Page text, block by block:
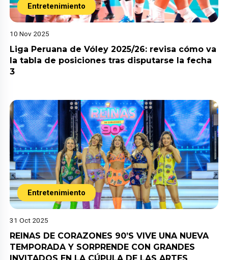
Entretenimiento
10 Nov 2025
Liga Peruana de Vóley 2025/26: revisa cómo va
la tabla de posiciones tras disputarse la fecha
3
Entretenimiento
31 Oct 2025
REINAS DE CORAZONES 90’S VIVE UNA NUEVA
TEMPORADA Y SORPRENDE CON GRANDES